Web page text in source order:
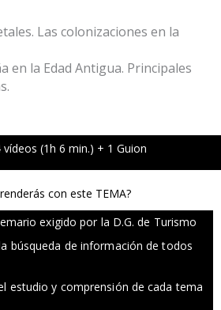
Las colonizaciones en la
en la Edad Antigua. Principales
vídeos (1h 6 min.) + 1 Guion
con este TEMA?
exigido por la D.G. de Turismo
búsqueda de información de todos
estudio y comprensión de cada tema